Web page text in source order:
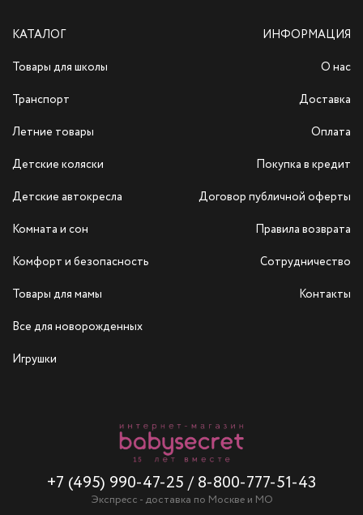
КАТАЛОГ
Товары для школы
Транспорт
Летние товары
Детские коляски
Детские автокресла
Комната и сон
Комфорт и безопасность
Товары для мамы
Все для новорожденных
Игрушки
+7 (495) 990-47-25 / 8-800-777-51-43
Экспресс - доставка по Москве и МО
ИНФОРМАЦИЯ
О нас
Доставка
Оплата
Покупка в кредит
Договор публичной оферты
Правила возврата
Сотрудничество
Контакты